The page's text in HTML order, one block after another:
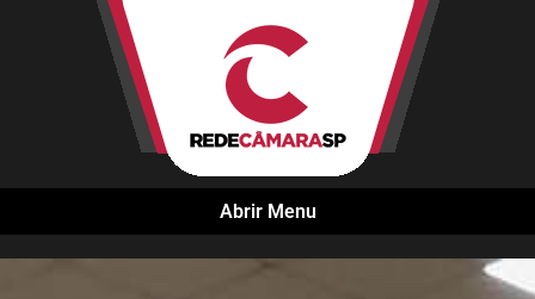
Abrir Menu